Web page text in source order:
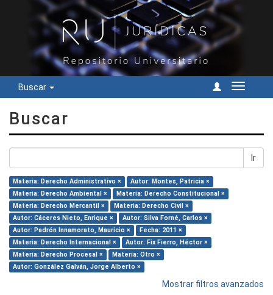
Buscar
Cambiar
Buscar
Ir
Materia: Derecho Administrativo ×
Autor: Montes, Patricia ×
Materia: Derecho Ambiental ×
Materia: Derecho Constitucional ×
Materia: Derecho Mercantil ×
Materia: Derecho Civil ×
Autor: Cáceres Nieto, Enrique ×
Autor: Silva Forné, Carlos ×
Autor: Padrón Innamorato, Mauricio ×
Fecha: 2011 ×
Materia: Derecho Internacional ×
Autor: Fix Fierro, Héctor ×
Materia: Derecho Procesal ×
Materia: Otro ×
Autor: González Galván, Jorge Alberto ×
Mostrar filtros avanzados